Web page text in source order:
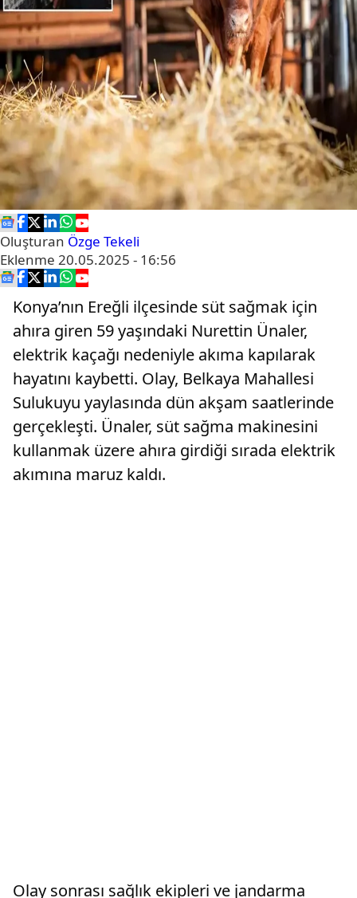
Oluşturan Özge Tekeli
Eklenme 20.05.2025 - 16:56
Konya’nın Ereğli ilçesinde süt sağmak için
ahıra giren 59 yaşındaki Nurettin Ünaler,
elektrik kaçağı nedeniyle akıma kapılarak
hayatını kaybetti. Olay, Belkaya Mahallesi
Sulukuyu yaylasında dün akşam saatlerinde
gerçekleşti. Ünaler, süt sağma makinesini
kullanmak üzere ahıra girdiği sırada elektrik
akımına maruz kaldı.
Olay sonrası sağlık ekipleri ve jandarma